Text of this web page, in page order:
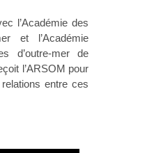
l’Académie des
et l’Académie
d’outre-mer de
l’ARSOM pour
entre ces